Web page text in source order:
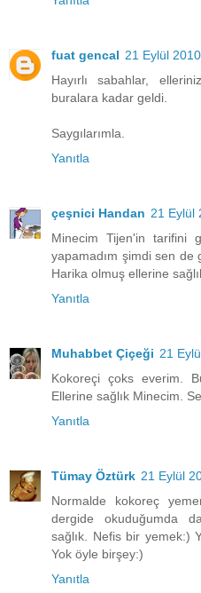
fuat gencal 21 Eylül
Hayırlı sabahlar,
buralara kadar geldi.
Saygılarımla.
Yanıtla
çeşnici Handan 21 Eylül
Minecim Tijen'in tarifini
yapamadım şimdi sen de
Harika olmuş ellerine
Yanıtla
Muhabbet Çiçeği 21
Kokoreçi çoks everim.
Ellerine sağlık Minecim.
Yanıtla
Tümay Öztürk 21 Eylül
Normalde kokoreç
dergide okuduğumda
sağlık. Nefis bir yemek:)
Yok öyle birşey:)
Yanıtla